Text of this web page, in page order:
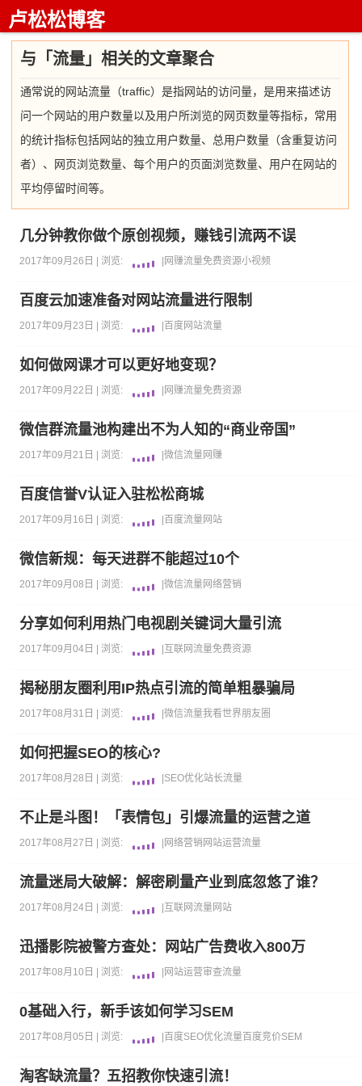
卢松松博客
与「流量」相关的文章聚合
通常说的网站流量（traffic）是指网站的访问量，是用来描述访
问一个网站的用户数量以及用户所浏览的网页数量等指标，常用
的统计指标包括网站的独立用户数量、总用户数量（含重复访问
者）、网页浏览数量、每个用户的页面浏览数量、用户在网站的
平均停留时间等。
几分钟教你做个原创视频，赚钱引流两不误
2017年09月26日 | 浏览: 网赚流量免费资源小视频
百度云加速准备对网站流量进行限制
2017年09月23日 | 浏览: 百度 网站流量
如何做网课才可以更好地变现？
2017年09月22日 | 浏览: 网赚流量免费资源
微信群流量池构建出不为人知的“商业帝国”
2017年09月21日 | 浏览: |微信流量网赚
百度信誉V认证入驻松松商城
2017年09月16日 | 浏览: 百度流量网站
微信新规：每天进群不能超过10个
2017年09月08日 | 浏览: |微信流量网络营销
分享如何利用热门电视剧关键词大量引流
2017年09月04日 | 浏览: 互联网流量免费资源
揭秘朋友圈利用IP热点引流的简单粗暴骗局
2017年08月31日 | 浏览: |微信流量我看世界朋友圈
如何把握SEO的核心?
2017年08月28日 | 浏览: SEO优化站长流量
不止是斗图！「表情包」引爆流量的运营之道
2017年08月27日 | 浏览: 网络营销 网站运营流量
流量迷局大破解：解密刷量产业到底忽悠了谁？
2017年08月24日 | 浏览: 互联网流量网站
迅播影院被警方查处：网站广告费收入800万
2017年08月10日 | 浏览: 网站运营审查流量
0基础入行，新手该如何学习SEM
2017年08月05日 | 浏览: 百度SEO优化流量百度竞价SEM
淘客缺流量？五招教你快速引流！